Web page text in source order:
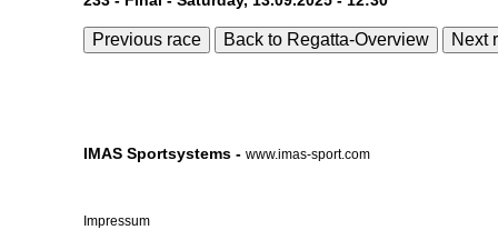
Previous race Back to Regatta-Overview Next
IMAS Sportsystems - www.imas-sport.com
Impressum